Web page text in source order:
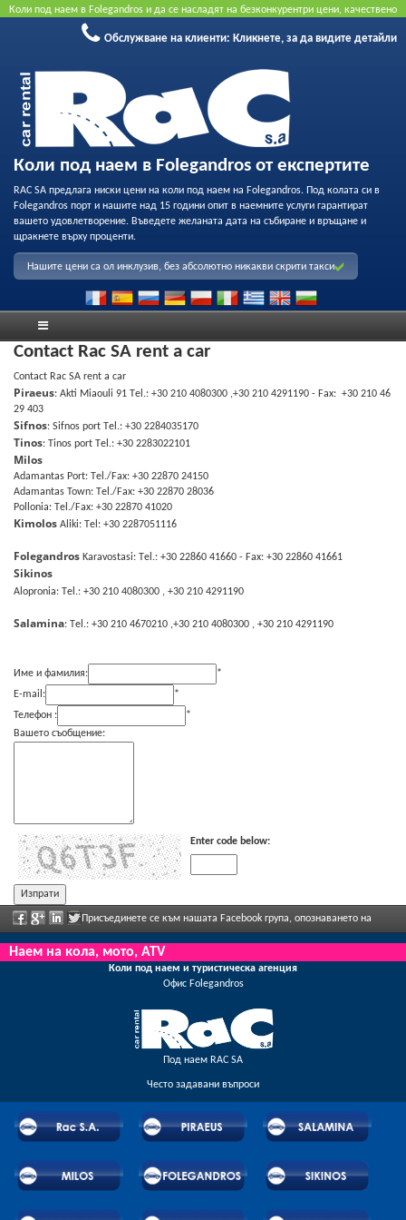
Коли под наем в Folegandros и да се насладят на безконкурентри цени, качествено
обслужване и възможност за професионален запис на нашия флот. Резервирайте
онлайн, за да получите най-добрата цена. Не се изисква кредитна карта.
Обслужване на клиенти: Кликнете, за да видите детайли
Коли под наем в Folegandros от експертите
RAC SA предлага ниски цени на коли под наем на Folegandros. Под колата си в
Folegandros порт и нашите над 15 години опит в наемните услуги гарантират
вашето удовлетворение. Въведете желаната дата на събиране и връщане и
щракнете върху проценти.
Нашите цени са ол инклузив, без абсолютно никакви скрити такси
Contact Rac SA rent a car
Contact Rac SA rent a car
Piraeus: Akti Miaouli 91 Τel.: +30 210 4080300 ,+30 210 4291190 - Fax: +30 210 46
29 403
Sifnos: Sifnos port Τel.: +30 2284035170
Tinos: Tinos port Τel.: +30 2283022101
Milos
Adamantas Port: Τel./Fax: +30 22870 24150
Adamantas Town: Τel./Fax: +30 22870 28036
Pollonia: Τel./Fax: +30 22870 41020
Kimolos Aliki: Τel: +30 2287051116
Folegandros Karavostasi: Τel.: +30 22860 41660 - Fax: +30 22860 41661
Sikinos
Alopronia: Τel.: +30 210 4080300 , +30 210 4291190
Salamina: Τel.: +30 210 4670210 ,+30 210 4080300 , +30 210 4291190
Име и фамилия:
*
E-mail:
*
Телефон :
*
Вашето съобщение:
Enter code below:
Присъединете се към нашата Facebook група, опознаването на
персонала, моля, изпратете ни обратна информация и да се насладите редовно
рекламираните отстъпки и предложения.
Наем на кола, мото, ATV
Коли под наем и туристическа агенция
Oфис Folegandros
Под наем RAC SA
Често задавани въпроси